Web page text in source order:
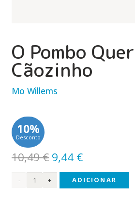
O Pombo
Cãozinho
Mo Willems
10%
Desconto
10,49€ O
preço
original
9,44 €O
preço
atual
Quantidade
ADICIONAR